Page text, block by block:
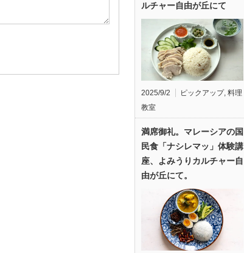
ルチャー自由が丘にて
2025/9/2 ピックアップ, 料理
教室
満席御礼。マレーシアの国
民食「ナシレマッ」体験講
座、よみうりカルチャー自
由が丘にて。